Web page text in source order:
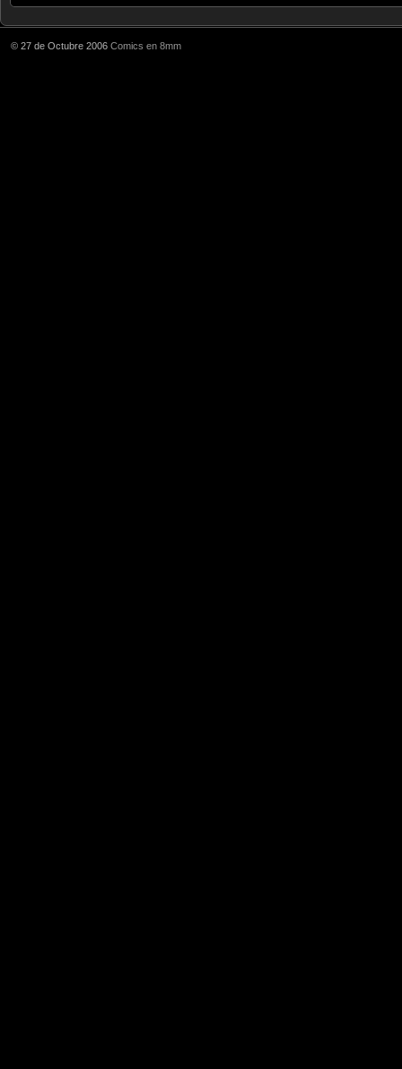
© 27 de Octubre 2006 Comics en 8mm